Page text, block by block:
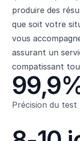
produire des
que soit votre
vous
assurant un
compatissant
Précision du test